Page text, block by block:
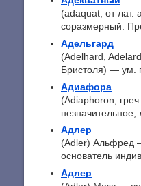
(adaquat; от
соразмерный.
Адельгард
(Adelhard,
Бристоля) — ум.
Адиафора
(Adiaphoron;
незначительное,
Адлер
(Adler) Альфред
основатель
Адлер